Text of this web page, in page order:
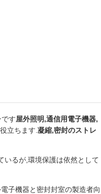
す屋外照明,通信用電子機器,
立ちます. 凝縮,密封のストレ
いるが,環境保護は依然として
子機器と密封封室の製造者向